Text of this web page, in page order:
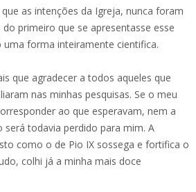
as intenções da Igreja, nunca foram
primeiro que se apresentasse esse
forma inteiramente cientifica.
que agradecer a todos aqueles que
nas minhas pesquisas. Se o meu
ao que esperavam, nem a
será todavia perdido para mim. A
como o de Pio IX sossega e fortifica o
colhi já a minha mais doce